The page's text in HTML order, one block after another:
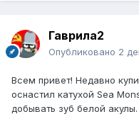
Гаврила2
Опубликовано 2
Всем привет! Недавно
оснастил катухой Sea
добывать зуб белой акулы.